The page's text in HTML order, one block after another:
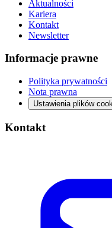
Aktualności
Kariera
Kontakt
Newsletter
Informacje prawne
Polityka prywatności
Nota prawna
Ustawienia plików
Kontakt